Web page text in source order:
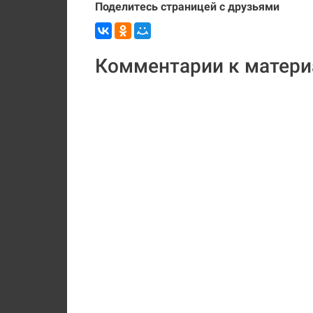
Поделитесь страницей с друзьями
Комментарии к